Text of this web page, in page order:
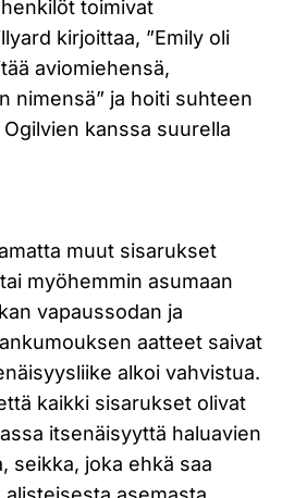
toimivat
kirjoittaa, ”Emily oli
aviomiehensä,
nimensä” ja hoiti suhteen
kanssa suurella
muut sisarukset
myöhemmin asumaan
vapaussodan ja
aatteet saivat
alkoi vahvistua.
kaikki sisarukset olivat
itsenäisyyttä haluavien
seikka, joka ehkä saa